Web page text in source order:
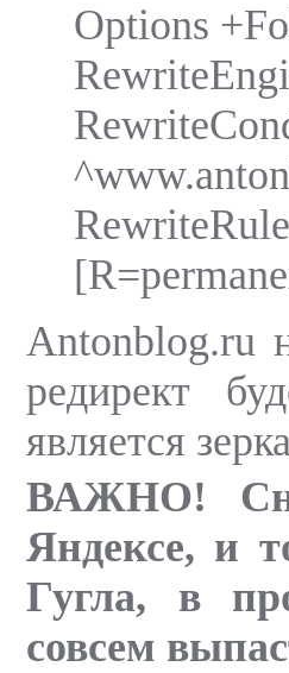
Options
Antonblog.ru
редирект
является
ВАЖНО!
Яндексе, и
Гугла, в
совсем